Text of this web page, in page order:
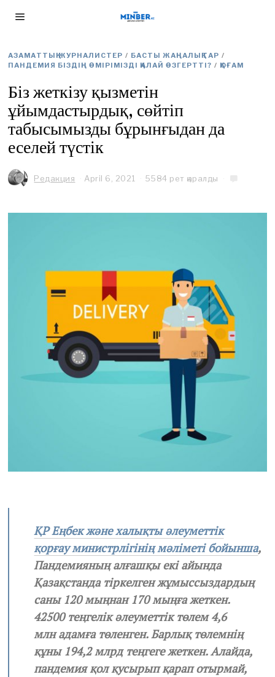
АЗАМАТТЫҚ ЖУРНАЛИСТЕР / БАСТЫ ЖАҢАЛЫҚТАР /
ПАНДЕМИЯ БІЗДІҢ ӨМІРІМІЗДІ ҚАЛАЙ ӨЗГЕРТТІ? / ҚОҒАМ
Біз жеткізу қызметін
ұйымдастырдық, сөйтіп
табысымызды бұрынғыдан да
еселей түстік
Редакция April 6, 2021
i
5584 рет қаралды
ҚР Еңбек және халықты әлеуметтік
қорғау министрлігінің мәліметі бойынша,
Пандемияның алғашқы екі айында
Қазақстанда тіркелген жұмыссыздардың
саны 120 мыңнан 170 мыңға жеткен.
42500 теңгелік әлеуметтік төлем 4,6
млн адамға төленген. Барлық төлемнің
құны 194,2 млрд теңгеге жеткен. Алайда,
пандемия қол қусырып қарап отырмай,